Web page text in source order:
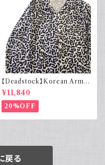
【Deadstock】Korean Army
韓国軍 バクテリアカモジャケッ
ト
¥11,840
20%OFF
戻る